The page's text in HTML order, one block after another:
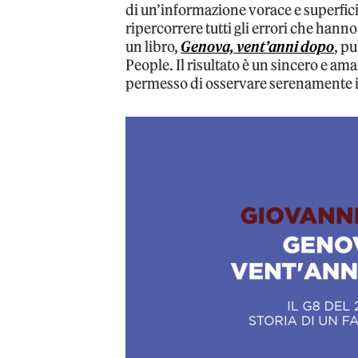
di un’informazione vorace e
ripercorrere tutti gli errori che
un libro,Genova, vent’anni dopo,
People. Il risultato è un sincero e
permesso di osservare